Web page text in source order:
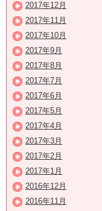
2017年12月
2017年11月
2017年10月
2017年9月
2017年8月
2017年7月
2017年6月
2017年5月
2017年4月
2017年3月
2017年2月
2017年1月
2016年12月
2016年11月